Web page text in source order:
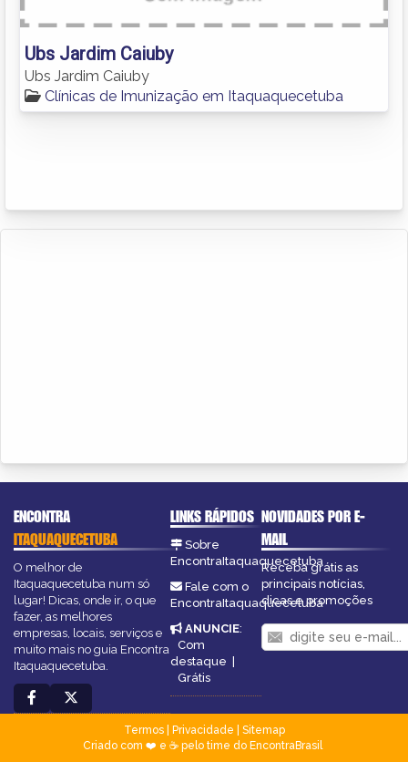
Ubs Jardim Caiuby
Ubs Jardim Caiuby
Clínicas de Imunização em Itaquaquecetuba
ENCONTRA
ITAQUAQUECETUBA
O melhor de
Itaquaquecetuba num só
lugar! Dicas, onde ir, o que
fazer, as melhores
empresas, locais, serviços e
muito mais no guia Encontra
Itaquaquecetuba.
LINKS RÁPIDOS
Sobre
EncontraItaquaquecetuba
Fale com o
EncontraItaquaquecetuba
ANUNCIE:
Com
destaque |
Grátis
NOVIDADES POR E-
MAIL
Receba grátis as
principais notícias,
dicas e promoções
Termos| Privacidade
Sitemap
Criado com ❤️ e ☕ pelo time do EncontraBrasil